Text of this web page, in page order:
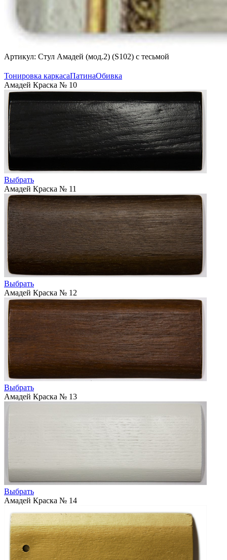
Артикул: Стул Амадей (мод.2) (S102) с тесьмой
Тонировка каркасаПатинаОбивка
Амадей Краска № 10
Выбрать
Амадей Краска № 11
Выбрать
Амадей Краска № 12
Выбрать
Амадей Краска № 13
Выбрать
Амадей Краска № 14